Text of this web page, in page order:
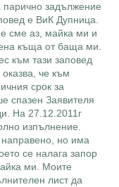
парично задължение
е ВиК Дупница.
сме аз, майка ми и
къща от баща ми.
към тази заповед
че към
срок за
спазен Заявителя
На 27.12.2011г
изпълнение.
но има
се налага запор
ми. Моите
лист да